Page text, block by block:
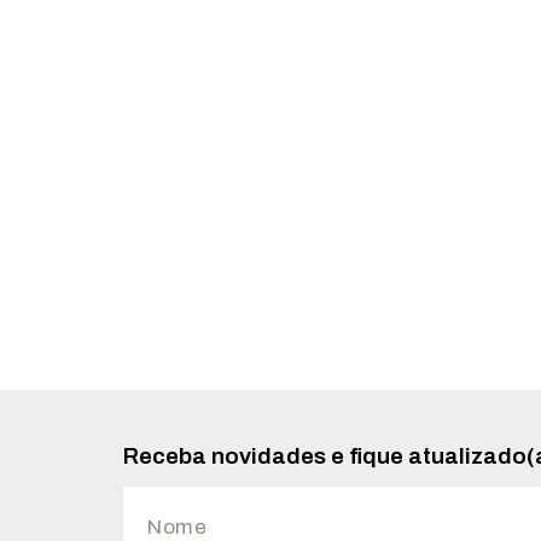
Receba novidades e fique